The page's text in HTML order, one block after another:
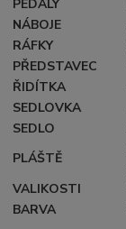
PEDÁLY
NÁBOJE
RÁFKY
PŘEDSTAVEC
ŘIDÍTKA
SEDLOVKA
SEDLO
PLÁŠTĚ
VALIKOSTI
BARVA